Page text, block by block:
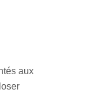
aux